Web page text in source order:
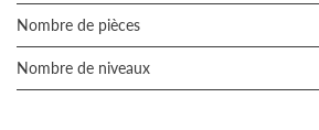
Nombre de pièces
Nombre de niveaux